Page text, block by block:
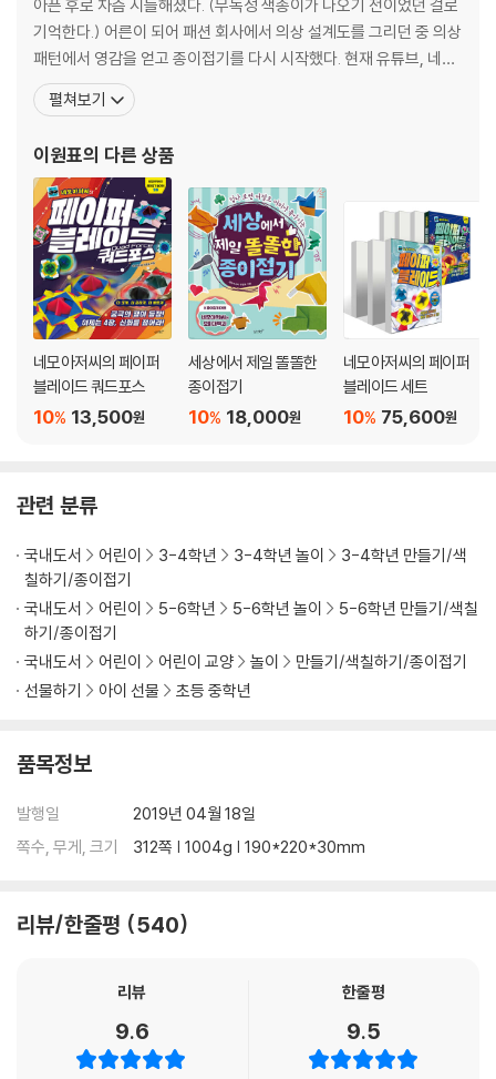
아픈 후로 차츰 시들해졌다. (무독성 색종이가 나오기 전이었던 걸로
기억한다.) 어른이 되어 패션 회사에서 의상 설계도를 그리던 중 의상
패턴에서 영감을 얻고 종이접기를 다시 시작했다. 현재 유튜브, 네이
버TV, 엠군 등 다양한 플랫폼에서 오십만 명이 넘는 구독자에게 종이
접기의 즐거움을 전달하고 있다. 지은 책으로는 『세상에서 제일 재밌
퍼 윙즈』, 『네모아저씨의 페이퍼 블
펼쳐보기
이원표의 다른 상품
네모아저씨의 페이퍼
블레이드 쿼드포스
13,500원
10%
세상에서 제일 똘똘한
종이접기
18,000원
10%
네모아저씨의 페이퍼
블레이드 세트
75,600원
10%
관련 분류
국내도서 어린이 3-4학년 3-4학년 놀이
3-4학년 만들기/색
칠하기/종이접기
국내도서
어린이 5-6학년 5-6학년 놀이
5-6학년 만들기/색칠
하기/종이접기
국내도서
어린이 어린이 교양 놀이
만들기/색칠하기/종이접기
선물하기
아이 선물 초등 중학년
품목정보
발행일
2019년 04월 18일
쪽수, 무게, 크기
312쪽 | 1004g | 190*220*30mm
리뷰/한줄평 540
리뷰
9.6
한줄평
9.5